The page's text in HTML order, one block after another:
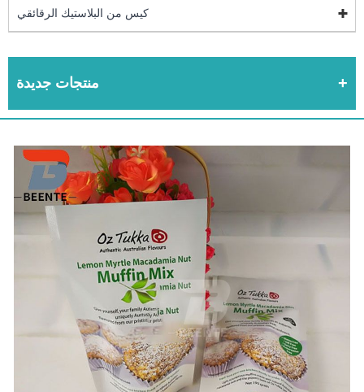
كيس من البلاستيك الرقائقي
منتجات جديدة